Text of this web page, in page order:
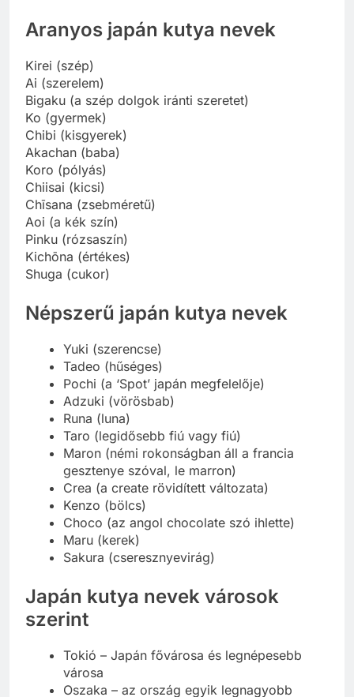
Aranyos japán kutya nevek
Kirei (szép)
Ai (szerelem)
Bigaku (a szép dolgok iránti szeretet)
Ko (gyermek)
Chibi (kisgyerek)
Akachan (baba)
Koro (pólyás)
Chiisai (kicsi)
Chīsana (zsebméretű)
Aoi (a kék szín)
Pinku (rózsaszín)
Kichōna (értékes)
Shuga (cukor)
Népszerű japán kutya nevek
Yuki (szerencse)
Tadeo (hűséges)
Pochi (a ‘Spot’ japán megfelelője)
Adzuki (vörösbab)
Runa (luna)
Taro (legidősebb fiú vagy fiú)
Maron (némi rokonságban áll a francia
gesztenye szóval, le marron)
Crea (a create rövidített változata)
Kenzo (bölcs)
Choco (az angol chocolate szó ihlette)
Maru (kerek)
Sakura (cseresznyevirág)
Japán kutya nevek városok
szerint
Tokió – Japán fővárosa és legnépesebb
városa
Oszaka – az ország egyik legnagyobb